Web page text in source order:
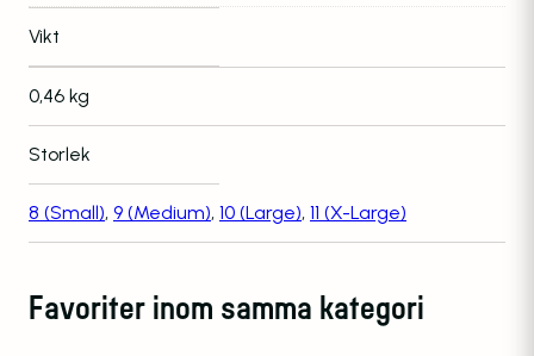
Vikt
0,46 kg
Storlek
8 (Small), 9 (Medium), 10 (Large), 11 (X-Large)
Favoriter inom samma kategori